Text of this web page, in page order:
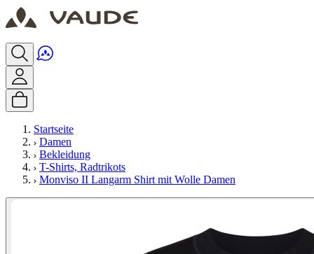
Startseite
Damen
Bekleidung
T-Shirts, Radtrikots
Monviso II Langarm Shirt mit Wolle Damen